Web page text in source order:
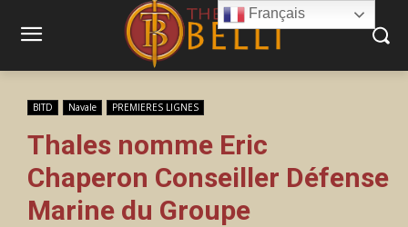
BITD Navale PREMIERES LIGNES
Thales nomme Eric
Chaperon Conseiller Défense
Marine du Groupe
Français